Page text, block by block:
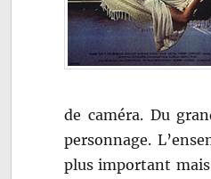
de caméra. Du
personnage.
plus important mais